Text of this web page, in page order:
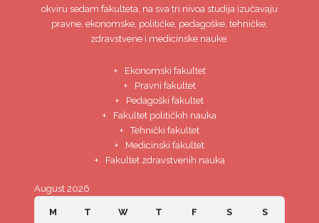
okviru sedam fakulteta, na sva tri nivoa studija izučavaju
pravne, ekonomske, političke, pedagoške, tehničke,
zdravstvene i medicinske nauke.
Ekonomski fakultet
Pravni fakultet
Pedagoški fakultet
Fakultet političkih nauka
Tehnički fakultet
Medicinski fakultet
Fakultet zdravstvenih nauka
August 2026
M T W T F S S